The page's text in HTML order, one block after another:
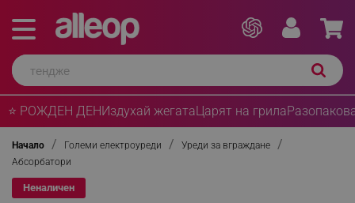
⭐ РОЖДЕН ДЕНИздухай жегатаЦарят на грила
Начало Големи електроуреди
Уреди за вграждане
Абсорбатори
Неналичен